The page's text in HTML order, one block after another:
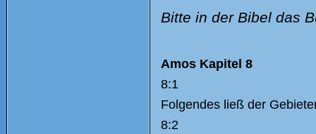
Bitte in der Bibel das
Amos Kapitel 8
8:1
Folgendes ließ der
8:2